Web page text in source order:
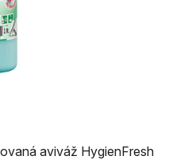
aviváž HygienFresh